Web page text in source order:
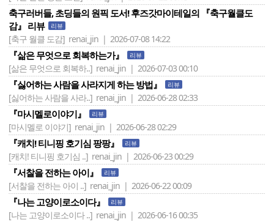
축구러버들, 초딩들의 원픽 도서! 후즈갓마이테일의 『축구월클도
감』 리뷰
리뷰
[축구 월클 도감] renai_jin | 2026-07-08 14:22
『삶은 무엇으로 회복하는가』 리뷰
[삶은 무엇으로 회복하..] renai_jin | 2026-07-03 00:10
『싫어하는 사람을 사라지게 하는 방법』 리뷰
[싫어하는 사람을 사라..] renai_jin | 2026-06-28 02:33
『마시멜로이야기』 리뷰
[마시멜로 이야기] renai_jin | 2026-06-28 02:29
『캐치! 티니핑 호기심 팡팡』 리뷰
[캐치! 티니핑 호기심 ..] renai_jin | 2026-06-23 00:29
『서찰을 전하는 아이』 리뷰
[서찰을 전하는 아이 ..] renai_jin | 2026-06-22 00:09
『나는 고양이로소이다』 리뷰
[나는 고양이로소이다 ..] renai_jin | 2026-06-16 00:35